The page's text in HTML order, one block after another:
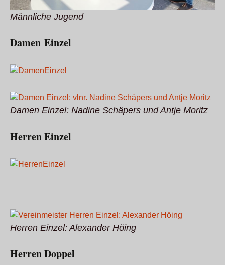
Männliche Jugend
Damen Einzel
Damen Einzel: Nadine Schäpers und Antje Moritz
Herren Einzel
Herren Einzel: Alexander Höing
Herren Doppel